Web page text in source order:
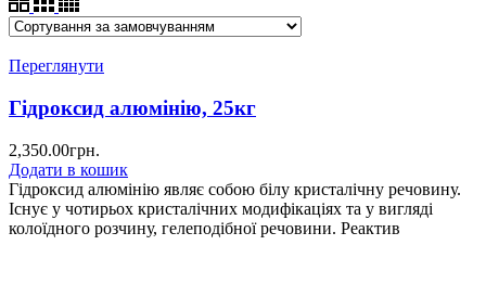
Переглянути
Гідроксид алюмінію, 25кг
2,350.00грн.
Додати в кошик
Гідроксид алюмінію являє собою білу кристалічну речовину.
Існує у чотирьох кристалічних модифікаціях та у вигляді
колоїдного розчину, гелеподібної речовини. Реактив